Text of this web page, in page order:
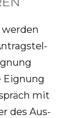
Eig­nung
mit
des Aus­